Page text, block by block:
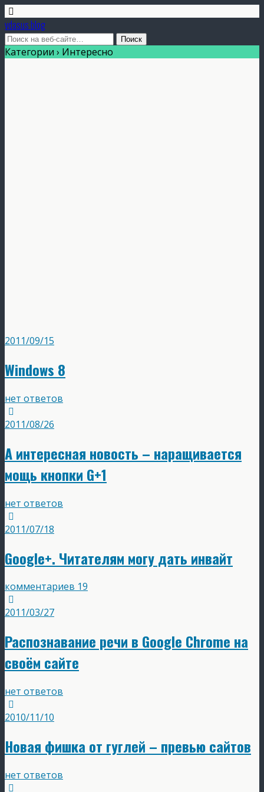
vdasus blog
Категории › Интересно
2011/09/15
Windows 8
нет ответов
2011/08/26
А интересная новость – наращивается
мощь кнопки G+1
нет ответов
2011/07/18
Google+. Читателям могу дать инвайт
комментариев 19
2011/03/27
Распознавание речи в Google Chrome на
своём сайте
нет ответов
2010/11/10
Новая фишка от гуглей – превью сайтов
нет ответов